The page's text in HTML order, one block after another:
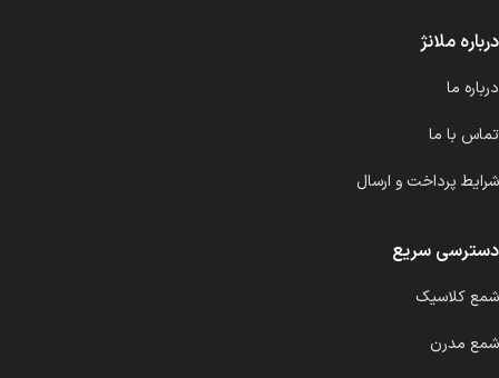
درباره ملانژ
درباره ما
تماس با ما
شرایط پرداخت و ارسال
دسترسی سریع
شمع کلاسیک
شمع مدرن